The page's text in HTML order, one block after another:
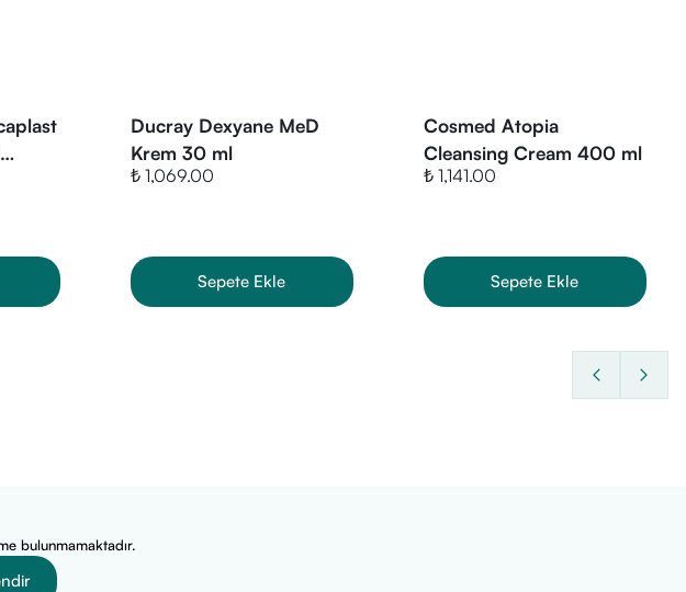
Xanthan Gum, Carbomer, Citric Acid.
Ducray Dexyane MeD
Krem 30 ml
₺ 1,069.00
Sepete Ekle
Cosmed Atopia
Cleansing Cream 400 ml
₺ 1,141.00
Sepete Ekle
bulunmamaktadır.